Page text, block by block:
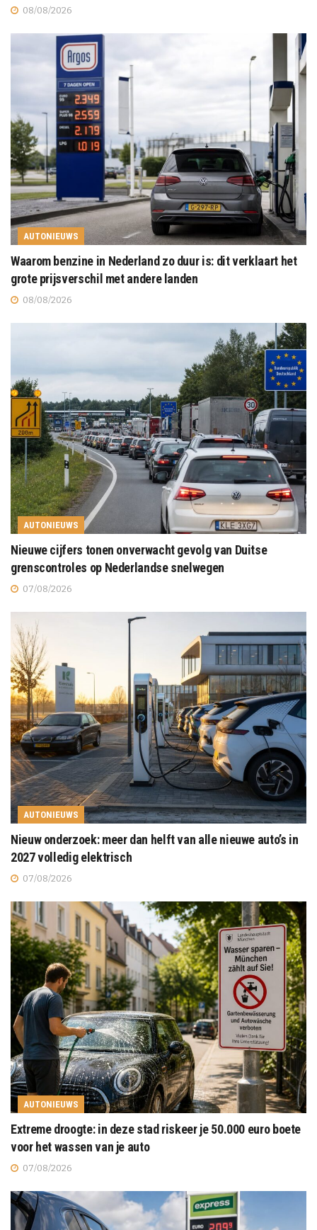
08/08/2026
AUTONIEUWS
Waarom benzine in Nederland zo duur is: dit verklaart het
grote prijsverschil met andere landen
08/08/2026
AUTONIEUWS
Nieuwe cijfers tonen onverwacht gevolg van Duitse
grenscontroles op Nederlandse snelwegen
07/08/2026
AUTONIEUWS
Nieuw onderzoek: meer dan helft van alle nieuwe auto’s in
2027 volledig elektrisch
07/08/2026
AUTONIEUWS
Extreme droogte: in deze stad riskeer je 50.000 euro boete
voor het wassen van je auto
07/08/2026